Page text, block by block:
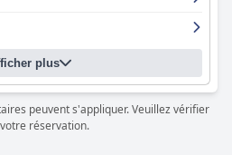
optimal pour rendre votre séjour
L'espace spa est magnifique et
de bien-être bien entretenues qui
notamment des saunas, des
accepte les animaux de
Le seul inconvénient est le prix
Dans l'ensemble, l'
plus
peuvent s'appliquer. Veuillez vérifier
réservation.